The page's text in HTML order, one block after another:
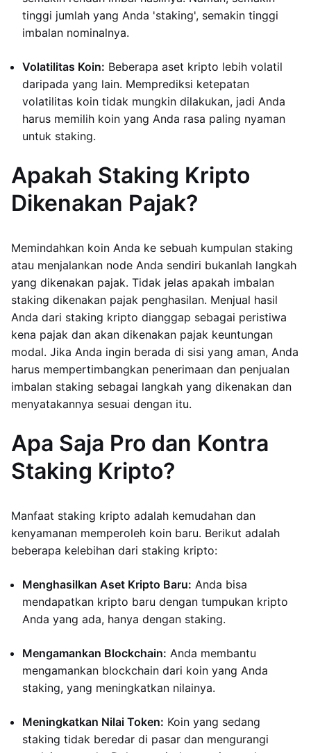
tinggi jumlah yang Anda 'staking', semakin tinggi
imbalan nominalnya.
Volatilitas Koin: Beberapa aset kripto lebih volatil
daripada yang lain. Memprediksi ketepatan
volatilitas koin tidak mungkin dilakukan, jadi Anda
harus memilih koin yang Anda rasa paling nyaman
untuk staking.
Apakah Staking Kripto
Dikenakan Pajak?
Memindahkan koin Anda ke sebuah kumpulan staking
atau menjalankan node Anda sendiri bukanlah langkah
yang dikenakan pajak. Tidak jelas apakah imbalan
staking dikenakan pajak penghasilan. Menjual hasil
Anda dari staking kripto dianggap sebagai peristiwa
kena pajak dan akan dikenakan pajak keuntungan
modal. Jika Anda ingin berada di sisi yang aman, Anda
harus mempertimbangkan penerimaan dan penjualan
imbalan staking sebagai langkah yang dikenakan dan
menyatakannya sesuai dengan itu.
Apa Saja Pro dan Kontra
Staking Kripto?
Manfaat staking kripto adalah kemudahan dan
kenyamanan memperoleh koin baru. Berikut adalah
beberapa kelebihan dari staking kripto:
Menghasilkan Aset Kripto Baru: Anda bisa
mendapatkan kripto baru dengan tumpukan kripto
Anda yang ada, hanya dengan staking.
Mengamankan Blockchain: Anda membantu
mengamankan blockchain dari koin yang Anda
staking, yang meningkatkan nilainya.
Meningkatkan Nilai Token: Koin yang sedang
staking tidak beredar di pasar dan mengurangi